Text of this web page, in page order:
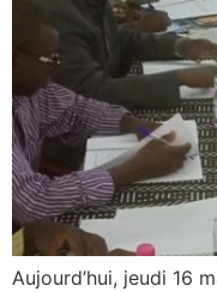
Aujourd’hui, jeudi 16